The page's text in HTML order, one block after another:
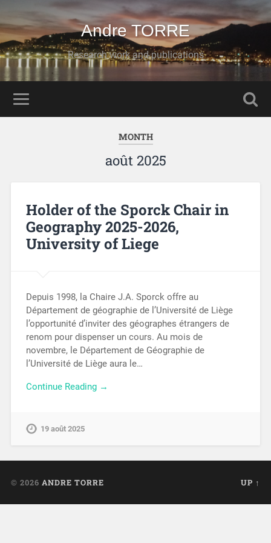
Andre TORRE
Research work and publications
MONTH
août 2025
Holder of the Sporck Chair in
Geography 2025-2026,
University of Liege
Depuis 1998, la Chaire J.A. Sporck offre au
Département de géographie de l’Université de Liège
l’opportunité d’inviter des géographes étrangers de
renom pour dispenser un cours. Au mois de
novembre, le Département de Géographie de
l’Université de Liège aura le…
Continue Reading →
19 août 2025
© 2026 ANDRE TORRE UP ↑